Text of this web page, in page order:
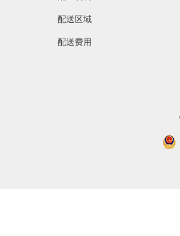
配送区域
配送费用